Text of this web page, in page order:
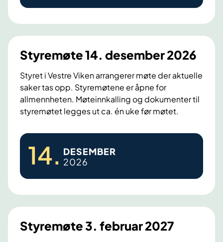
s
k
n
i
n
g
s
d
a
e
e
0
2
6
Styremøte 14. desember 2026
Styret i Vestre Viken arrangerer møte der aktuelle
saker tas opp. Styremøtene er åpne for
allmennheten. Møteinnkalling og dokumenter til
styremøtet legges ut ca. én uke før møtet.
S
r
e
m
ø
t
14. DESEMBER
2026
Styremøte 3. februar 2027